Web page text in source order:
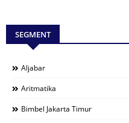
SEGMENT
Aljabar
Aritmatika
Bimbel Jakarta Timur